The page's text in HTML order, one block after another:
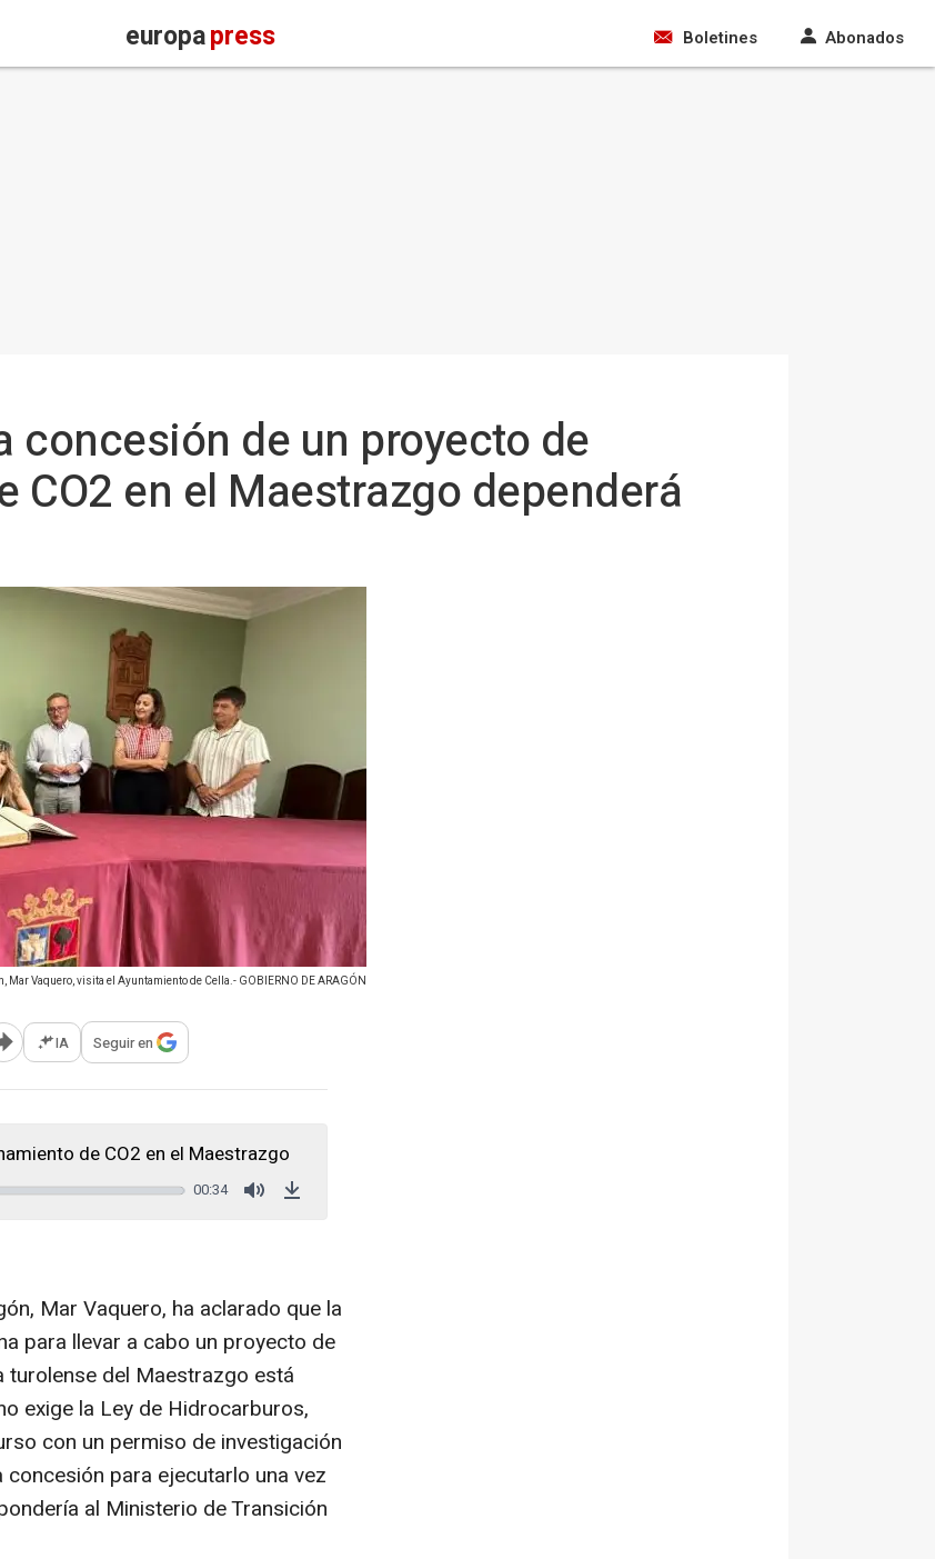
europapress Boletines Abonados
concesión de un proyecto de
CO2 en el Maestrazgo dependerá
Mar Vaquero, visita el Ayuntamiento de Cella.- GOBIERNO DE ARAGÓN
Abrir opciones para compartir
IA Seguir en
de CO2 en el Maestrazgo
00:34
Mar Vaquero, ha aclarado que la
para llevar a cabo un proyecto de
turolense del Maestrazgo está
exige la Ley de Hidrocarburos,
con un permiso de investigación
para ejecutarlo una vez
al Ministerio de Transición